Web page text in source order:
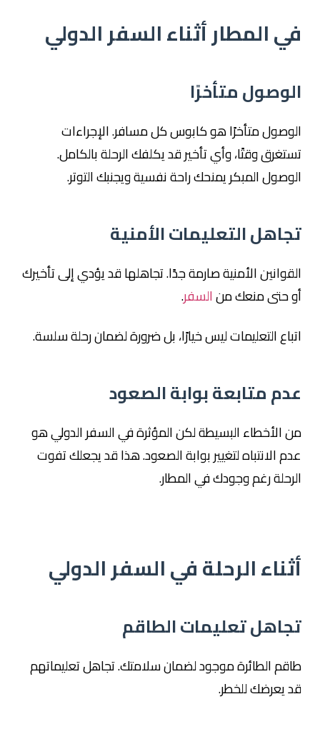
في المطار أثناء السفر الدولي
الوصول متأخرًا
الوصول متأخرًا هو كابوس كل مسافر. الإجراءات
تستغرق وقتًا، وأي تأخير قد يكلفك الرحلة بالكامل.
الوصول المبكر يمنحك راحة نفسية ويجنبك التوتر.
تجاهل التعليمات الأمنية
القوانين الأمنية صارمة جدًا. تجاهلها قد يؤدي إلى تأخيرك
أو حتى منعك منالسفر.
اتباع التعليمات ليس خيارًا، بل ضرورة لضمان رحلة سلسة.
عدم متابعة بوابة الصعود
من الأخطاء البسيطة لكن المؤثرة في السفر الدولي هو
عدم الانتباه لتغيير بوابة الصعود. هذا قد يجعلك تفوت
الرحلة رغم وجودك في المطار.
أثناء الرحلة في السفر الدولي
تجاهل تعليمات الطاقم
طاقم الطائرة موجود لضمان سلامتك. تجاهل تعليماتهم
قد يعرضك للخطر.